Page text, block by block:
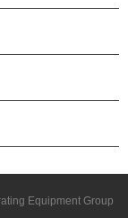
Equipment Group